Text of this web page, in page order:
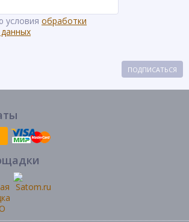
условия обработки
ПОДПИСАТЬСЯ